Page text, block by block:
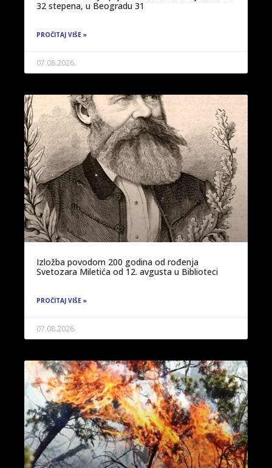
32 stepena, u Beogradu 31
PROČITAJ VIŠE »
07.08.2026.
Izložba povodom 200 godina od rođenja
Svetozara Miletića od 12. avgusta u Biblioteci
PROČITAJ VIŠE »
07.08.2026.